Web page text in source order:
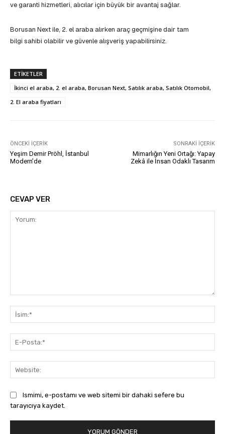
ve garanti hizmetleri, alıcılar için büyük bir avantaj sağlar.
Borusan Next ile, 2. el araba alırken araç geçmişine dair tam
bilgi sahibi olabilir ve güvenle alışveriş yapabilirsiniz.
ETIKETLER
İkinci el araba, 2. el araba, Borusan Next, Satılık araba, Satılık Otomobil,
2. El araba fiyatları
ÖNCEKI İÇERIK
Yeşim Demir Pröhl, İstanbul
Modern’de
SONRAKI İÇERIK
Mimarlığın Yeni Ortağı: Yapay
Zekâ ile İnsan Odaklı Tasarım
CEVAP VER
Ismimi, e-postamı ve web sitemi bir dahaki sefere bu
tarayıcıya kaydet.